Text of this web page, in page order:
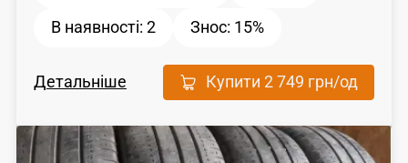
В наявності: 2 Знос: 15%
Детальніше Купити2 749 грн/од